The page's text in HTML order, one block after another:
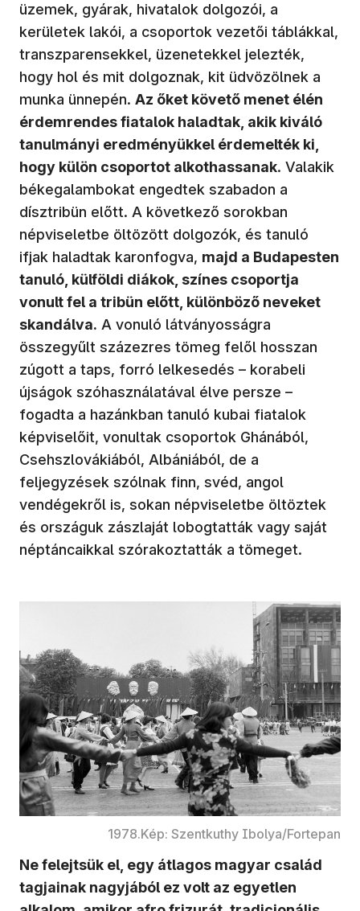
üzemek, gyárak, hivatalok dolgozói, a
kerületek lakói, a csoportok vezetői táblákkal,
transzparensekkel, üzenetekkel jelezték,
hogy hol és mit dolgoznak, kit üdvözölnek a
munka ünnepén. Az őket követő menet élén
érdemrendes fiatalok haladtak, akik kiváló
tanulmányi eredményükkel érdemelték ki,
hogy külön csoportot alkothassanak. Valakik
békegalambokat engedtek szabadon a
dísztribün előtt. A következő sorokban
népviseletbe öltözött dolgozók, és tanuló
ifjak haladtak karonfogva, majd a Budapesten
tanuló, külföldi diákok, színes csoportja
vonult fel a tribün előtt, különböző neveket
skandálva. A vonuló látványosságra
összegyűlt százezres tömeg felől hosszan
zúgott a taps, forró lelkesedés – korabeli
újságok szóhasználatával élve persze –
fogadta a hazánkban tanuló kubai fiatalok
képviselőit, vonultak csoportok Ghánából,
Csehszlovákiából, Albániából, de a
feljegyzések szólnak finn, svéd, angol
vendégekről is, sokan népviseletbe öltöztek
és országuk zászlaját lobogtatták vagy saját
néptáncaikkal szórakoztatták a tömeget.
1978.Kép: Szentkuthy Ibolya/Fortepan
Ne felejtsük el, egy átlagos magyar család
tagjainak nagyjából ez volt az egyetlen